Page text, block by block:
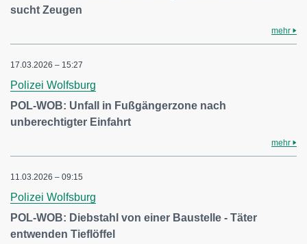
sucht Zeugen
mehr
17.03.2026 – 15:27
Polizei Wolfsburg
POL-WOB: Unfall in Fußgängerzone nach
unberechtigter Einfahrt
mehr
11.03.2026 – 09:15
Polizei Wolfsburg
POL-WOB: Diebstahl von einer Baustelle - Täter
entwenden Tieflöffel